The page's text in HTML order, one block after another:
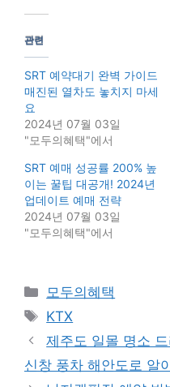
관련
SRT 예약대기 완벽 가이드
매진된 열차도 놓치지 마세
요
2024년 07월 03일
"모두의혜택"에서
SRT 예매 성공률 200% 높
이는 꿀팁 대공개! 2024년
업데이트 예매 전략
2024년 07월 03일
"모두의혜택"에서
Categories
모두의혜택
Tags
KTX
제주도 일몰 명소
신창 풍차 해안도로 알